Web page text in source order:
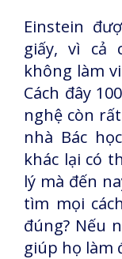
Einstein
giấy, vì cả
không làm
Cách đây
nghệ còn
nhà Bác
khác lại có
lý mà đến
tìm mọi
đúng? Nếu
giúp họ làm